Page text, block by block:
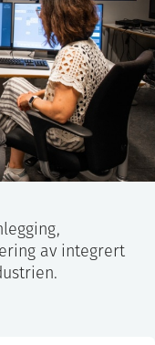
av integrert